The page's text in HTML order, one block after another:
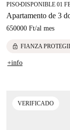
PISO■DISPONIBLE 01
Apartamento de 3
650000 Ft/al mes
lock FIANZA
+info
VERIFICADO